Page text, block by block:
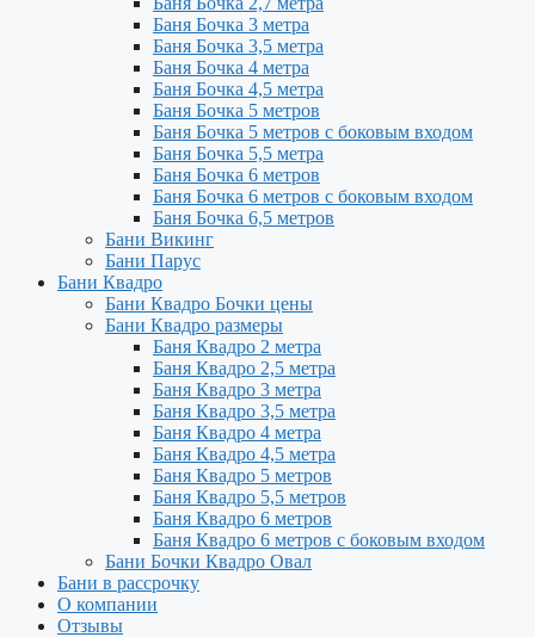
Баня Бочка 3 метра
Баня Бочка 3,5 метра
Баня Бочка 4 метра
Баня Бочка 4,5 метра
Баня Бочка 5 метров
Баня Бочка 5 метров с боковым входом
Баня Бочка 5,5 метра
Баня Бочка 6 метров
Баня Бочка 6 метров с боковым входом
Баня Бочка 6,5 метров
Бани Викинг
Бани Парус
Бани Квадро
Бани Квадро Бочки цены
Бани Квадро размеры
Баня Квадро 2 метра
Баня Квадро 2,5 метра
Баня Квадро 3 метра
Баня Квадро 3,5 метра
Баня Квадро 4 метра
Баня Квадро 4,5 метра
Баня Квадро 5 метров
Баня Квадро 5,5 метров
Баня Квадро 6 метров
Баня Квадро 6 метров с боковым входом
Бани Бочки Квадро Овал
Бани в рассрочку
О компании
Отзывы